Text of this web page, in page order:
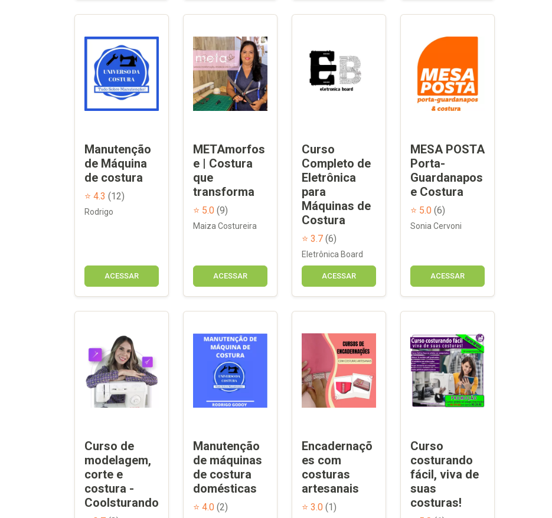
Manutenção
de Máquina
de costura
⭐ 4.3 (12)
Rodrigo
ACESSAR
METAmorfos
e | Costura
que
transforma
⭐ 5.0 (9)
Maiza Costureira
ACESSAR
Curso
Completo de
Eletrônica
para
Máquinas de
Costura
⭐ 3.7 (6)
Eletrônica Board
ACESSAR
MESA POSTA
Porta-
Guardanapos
e Costura
⭐ 5.0 (6)
Sonia Cervoni
ACESSAR
Curso de
modelagem,
corte e
costura -
Coolsturando
Manutenção
de máquinas
de costura
domésticas
⭐ 4.0 (2)
Encadernaçõ
es com
costuras
artesanais
⭐ 3.0 (1)
Curso
costurando
fácil, viva de
suas
costuras!